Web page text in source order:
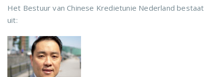
Het Bestuur van Chinese Kredietunie Nederland bestaat
uit: